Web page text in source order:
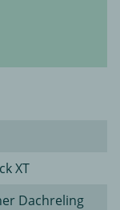
XT
Dachreling